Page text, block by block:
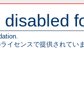
イセンスで提供されてい